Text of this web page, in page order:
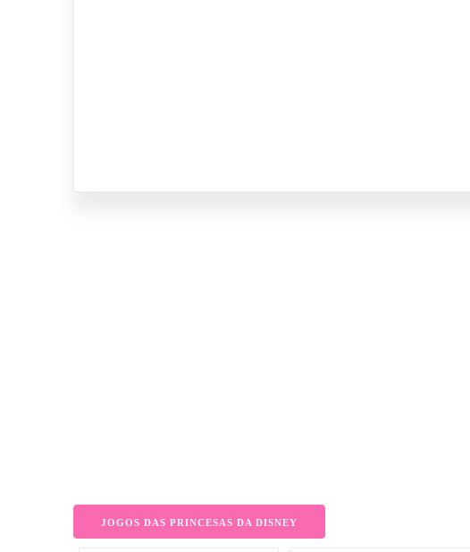
JOGOS DAS PRINCESAS DA DISNEY